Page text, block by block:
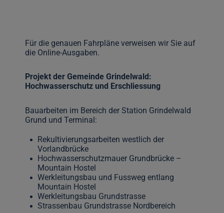
Für die genauen Fahrpläne verweisen wir Sie auf
die Online-Ausgaben.
Projekt der Gemeinde Grindelwald:
Hochwasserschutz und Erschliessung
Bauarbeiten im Bereich der Station Grindelwald
Grund und Terminal:
Rekultivierungsarbeiten westlich der
Vorlandbrücke
Hochwasserschutzmauer Grundbrücke –
Mountain Hostel
Werkleitungsbau und Fussweg entlang
Mountain Hostel
Werkleitungsbau Grundstrasse
Strassenbau Grundstrasse Nordbereich